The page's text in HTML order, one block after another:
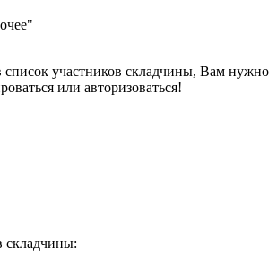
список участников складчины, Вам нужно
или авторизоваться!
складчины: